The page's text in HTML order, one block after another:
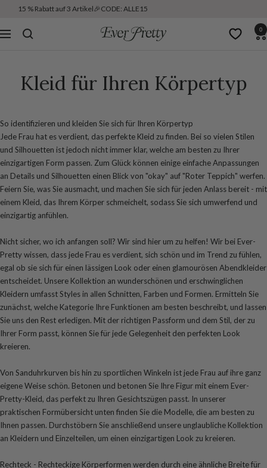
15 % Rabatt auf 3 Artikel🎉CODE: ALLE15
Navigation
Ever
0
Kleid für Ihren Körpertyp
So identifizieren und kleiden Sie sich für Ihren Körpertyp
Jede Frau hat es verdient, das perfekte Kleid zu finden. Bei so vielen Stilen
und Silhouetten ist jedoch nicht immer klar, welche am besten zu Ihrer
einzigartigen Form passen. Zum Glück können einige einfache Anpassungen
an Details und Silhouetten einen Blick von "okay" auf "Roter Teppich" werfen.
Feiern Sie, was Sie ausmacht, und machen Sie sich für jeden Anlass bereit - mit
einem Kleid, das Ihrem Körper schmeichelt, sodass Sie sich umwerfend und
einzigartig anfühlen.
Nicht sicher, wo ich anfangen soll? Wir sind hier um zu helfen! Wir bei Ever-
Pretty wissen, dass jede Frau es verdient, sich schön und im Trend zu fühlen,
egal ob sie sich für einen lässigen Look oder einen glamourösen Abendkleider
entscheidet. Unsere Kollektion an wunderschönen und erschwinglichen
Kleidern umfasst Styles in allen Schnitten, Farben und Formen. Ermitteln Sie
zunächst, welche Kategorie Ihre Funktionen am besten beschreibt, und lassen
Sie uns den Rest erledigen. Mit der richtigen Passform und dem Stil, der zu
Ihrer Form passt, können Sie für jede Gelegenheit den perfekten Look
kreieren.
Von Sanduhrkurven bis hin zu sportlichen Winkeln ist jede Frau auf ihre ganz
eigene Weise schön. Betonen und betonen Sie Ihre Figur mit einem Ever-
Pretty-Kleid, das perfekt zu Ihren Gesichtszügen passt. In unserer
praktischen Formübersicht unten finden Sie die Modelle, die am besten zu
Ihnen passen. Durchstöbern Sie anschließend unsere unglaubliche Kollektion
an Kleidern und Einzelteilen, um einen einzigartigen Look zu kreieren.
Rechteck - Rechteckige Körperformen werden durch eine ähnliche Breite für